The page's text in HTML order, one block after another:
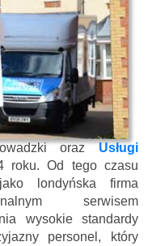
orazUsługi
roku. Od tego czasu
londyńska firma
serwisem
wysokie standardy
personel, który